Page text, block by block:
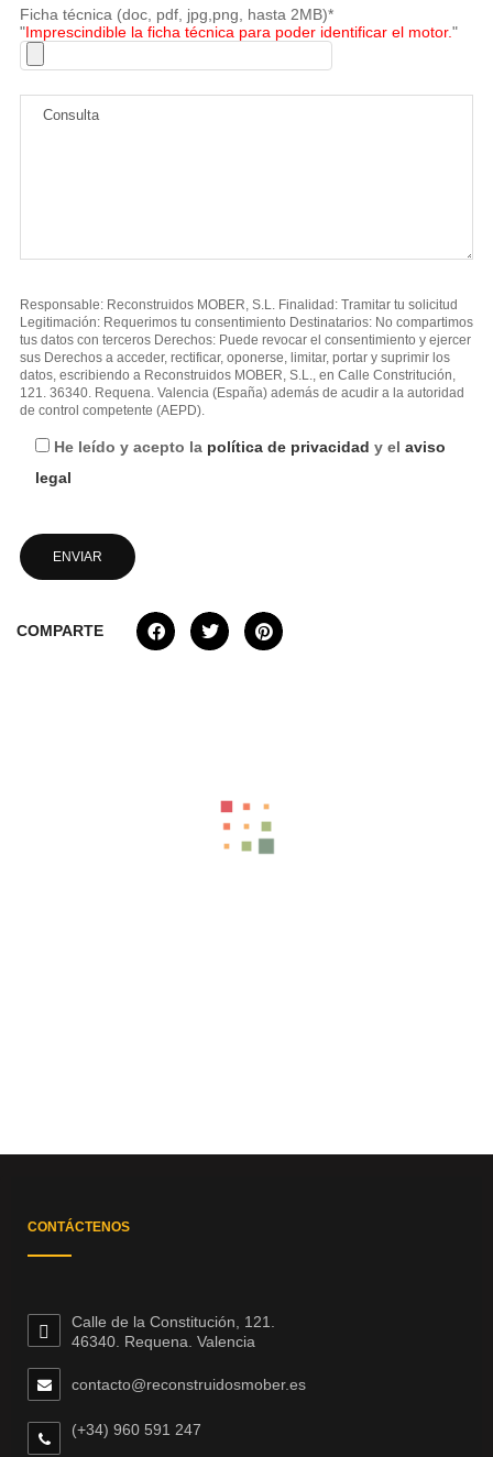
Ficha técnica (doc, pdf, jpg,png, hasta 2MB)*
"Imprescindible la ficha técnica para poder identificar el motor."
Responsable: Reconstruidos MOBER, S.L. Finalidad: Tramitar tu solicitud
Legitimación: Requerimos tu consentimiento Destinatarios: No compartimos
tus datos con terceros Derechos: Puede revocar el consentimiento y ejercer
sus Derechos a acceder, rectificar, oponerse, limitar, portar y suprimir los
datos, escribiendo a Reconstruidos MOBER, S.L., en Calle Constritución,
121. 36340. Requena. Valencia (España) además de acudir a la autoridad
de control competente (AEPD).
He leído y acepto la política de privacidad y el aviso
legal
COMPARTE
CONTÁCTENOS
Calle de la Constitución, 121.
46340. Requena. Valencia
contacto@reconstruidosmober.es
(+34) 960 591 247